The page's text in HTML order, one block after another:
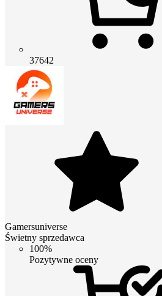
37642
Gamersuniverse
Świetny sprzedawca
100%
Pozytywne oceny